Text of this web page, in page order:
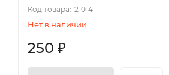
Код товара: 21014
Нет в наличии
250 ₽